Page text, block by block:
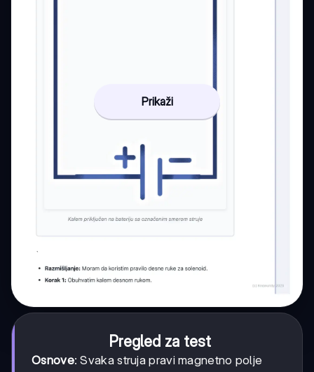
Prikaži
Pregled za test
Osnove: Svaka struja pravi magnetno polje